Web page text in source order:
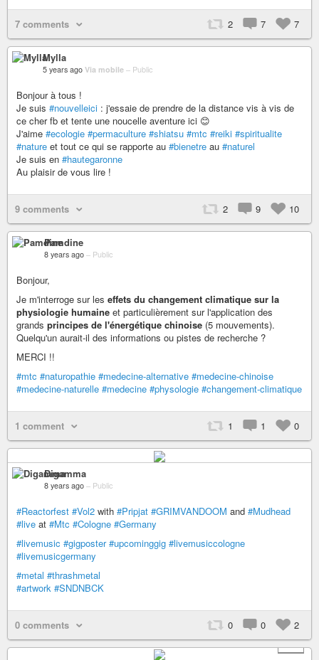
7 comments 2 7 7
Mylla
5 years ago Via mobile – Public
Bonjour à tous !
Je suis #nouvelleici : j'essaie de prendre de la distance vis à vis de
ce cher fb et tente une noucelle aventure ici 😊
J'aime #ecologie #permaculture #shiatsu #mtc #reiki #spiritualite
#nature et tout ce qui se rapporte au #bienetre au #naturel
Je suis en #hautegaronne
Au plaisir de vous lire !
9 comments 2 9 10
Pamdine
8 years ago – Public
Bonjour,
Je m'interroge sur les effets du changement climatique sur la
physiologie humaine et particulièrement sur l'application des
grands principes de l'énergétique chinoise (5 mouvements).
Quelqu'un aurait-il des informations ou pistes de recherche ?
MERCI !!
#mtc #naturopathie #medecine-alternative #medecine-chinoise
#medecine-naturelle #medecine #physologie #changement-climatique
1 comment 1 1 0
Digamma
8 years ago – Public
#Reactorfest #Vol2 with #Pripjat #GRIMVANDOOM and #Mudhead
#live at #Mtc #Cologne #Germany
#livemusic #gigposter #upcominggig #livemusiccologne
#livemusicgermany
#metal #thrashmetal
#artwork #SNDNBCK
0 comments 0 0
2
+ 9